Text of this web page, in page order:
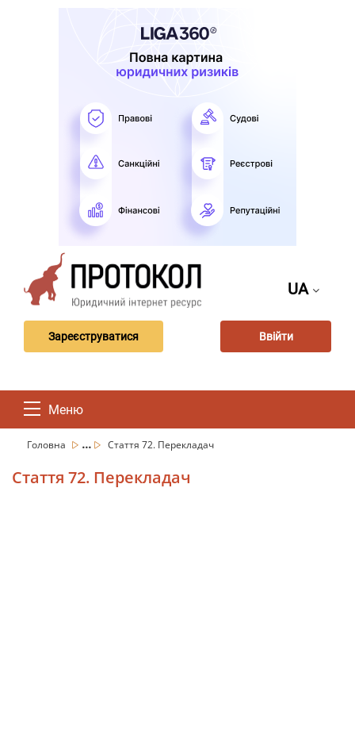
UA
Зареєструватися Ввійти
Меню
Головна ... Стаття 72. Перекладач
Стаття 72. Перекладач